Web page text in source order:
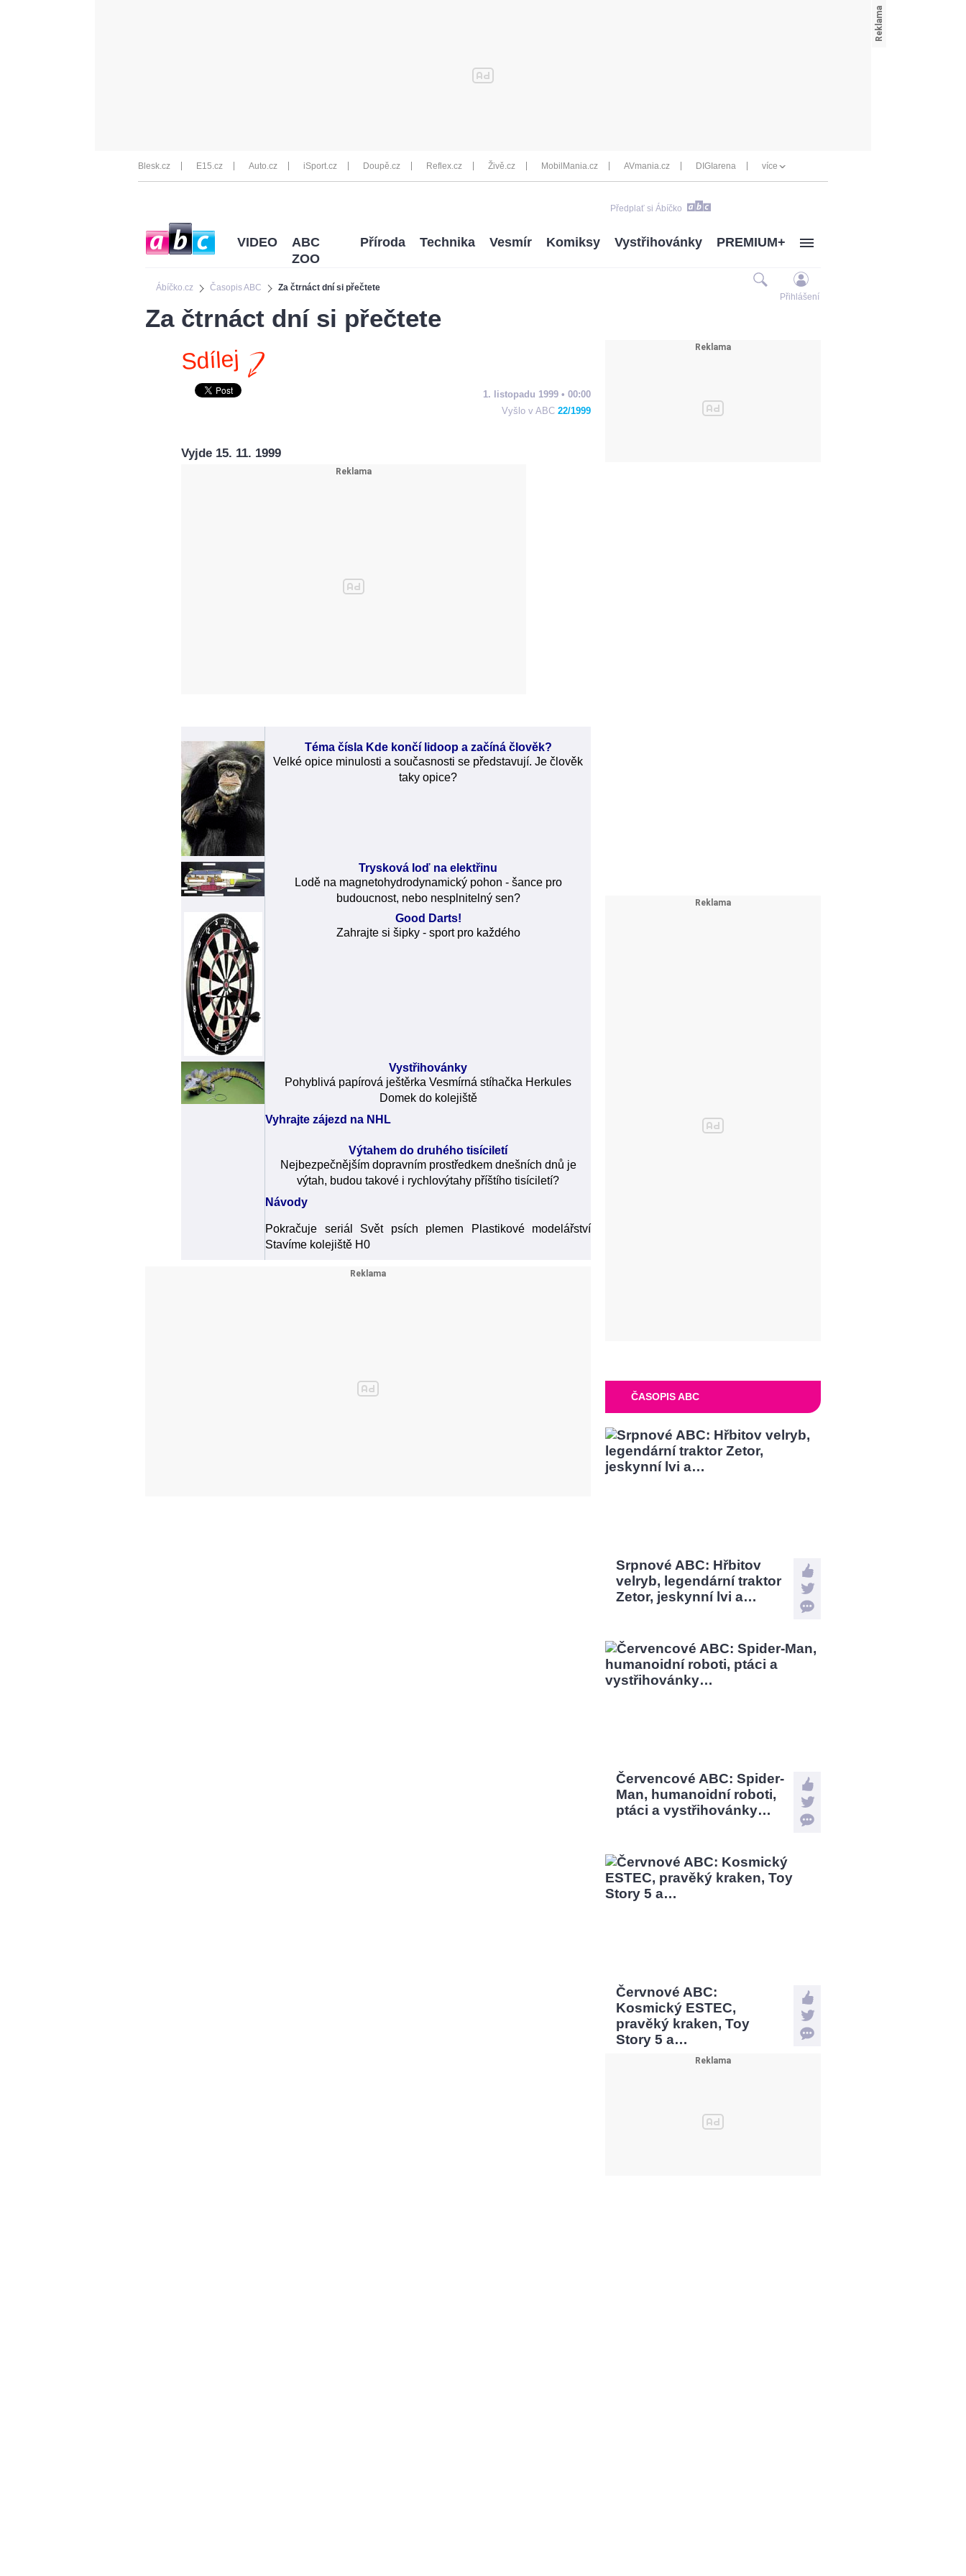
Blesk.cz E15.cz Auto.cz iSport.cz Doupě.cz Reflex.cz Živě.cz MobilMania.cz AVmania.cz DIGIarena více
Předplať si Ábíčko
Ábíčko.cz Časopis ABC Za čtrnáct dní si přečtete
VIDEO
ABC
ZOO
Příroda Technika Vesmír Komiksy Vystřihovánky PREMIUM+
Přihlášení
Za čtrnáct dní si přečtete
Sdílej
1. listopadu 1999 • 00:00
Vyšlo v ABC 22/1999
Vyjde 15. 11. 1999
Téma čísla Kde končí lidoop a začíná člověk?
Velké opice minulosti a současnosti se představují. Je člověk
taky opice?
Trysková loď na elektřinu
Lodě na magnetohydrodynamický pohon - šance pro
budoucnost, nebo nesplnitelný sen?
Good Darts!
Zahrajte si šipky - sport pro každého
Vystřihovánky
Pohyblivá papírová ještěrka Vesmírná stíhačka Herkules
Domek do kolejiště
Vyhrajte zájezd na NHL
Výtahem do druhého tisíciletí
Nejbezpečnějším dopravním prostředkem dnešních dnů je
výtah, budou takové i rychlovýtahy příštího tisíciletí?
Návody
Pokračuje seriál Svět psích plemen Plastikové modelářství
Stavíme kolejiště H0
ČASOPIS ABC
Srpnové ABC: Hřbitov
velryb, legendární traktor
Zetor, jeskynní lvi a…
Červencové ABC: Spider-
Man, humanoidní roboti,
ptáci a vystřihovánky…
Červnové ABC:
Kosmický ESTEC,
pravěký kraken, Toy
Story 5 a…